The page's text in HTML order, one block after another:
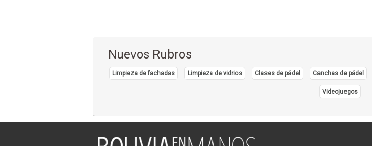
Nuevos Rubros
Limpieza de fachadas Limpieza de vidrios Clases de pádel Canchas de pádel
Videojuegos